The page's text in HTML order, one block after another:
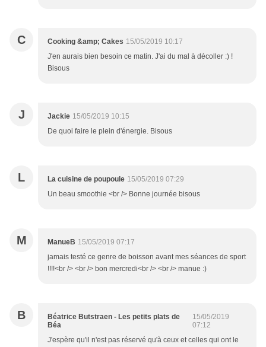
C Cooking &amp; Cakes 15/05/2019 10:17
J'en aurais bien besoin ce matin. J'ai du mal à décoller :) !
Bisous
J Jackie 15/05/2019 10:15
De quoi faire le plein d'énergie. Bisous
L La cuisine de poupoule 15/05/2019 07:29
Un beau smoothie <br /> Bonne journée bisous
M ManueB 15/05/2019 07:17
jamais testé ce genre de boisson avant mes séances de sport
!!!!<br /> <br /> bon mercredi<br /> <br /> manue :)
B
Béatrice Butstraen - Les petits plats de
Béa
15/05/2019
07:12
J'espère qu'il n'est pas réservé qu'à ceux et celles qui ont le